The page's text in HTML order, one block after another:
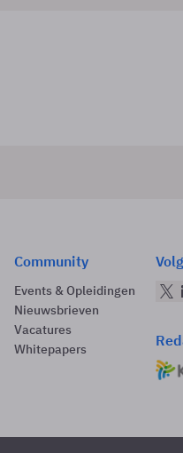
Community
Events & Opleidingen
Nieuwsbrieven
Vacatures
Whitepapers